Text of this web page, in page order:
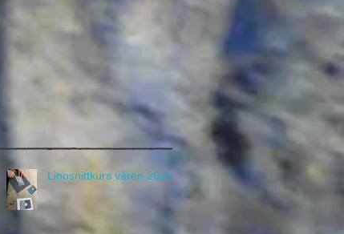
Linosnittkurs våren 2026